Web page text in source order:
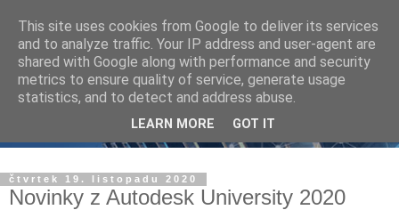
čtvrtek 19. listopadu 2020
Novinky z Autodesk University 2020
This site uses cookies from Google to deliver its services
and to analyze traffic. Your IP address and user-agent are
shared with Google along with performance and security
metrics to ensure quality of service, generate usage
statistics, and to detect and address abuse.
LEARN MORE GOT IT